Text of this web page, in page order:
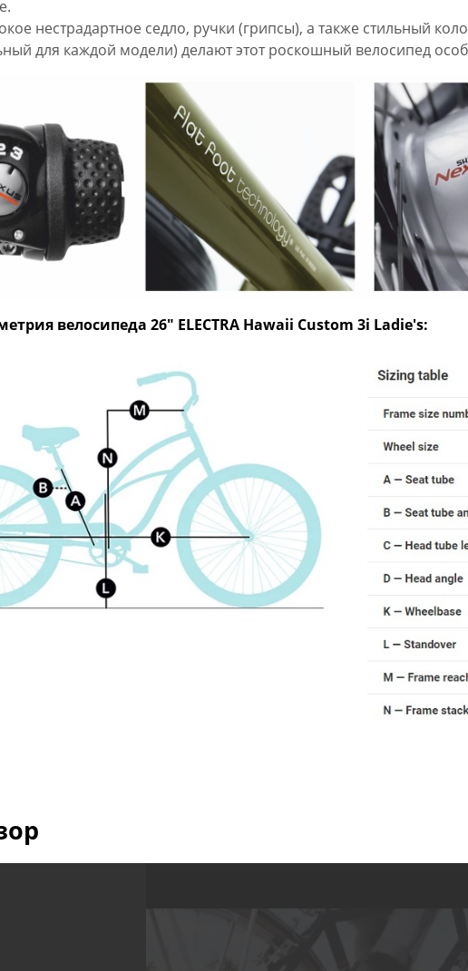
нестрадартное седло, ручки (грипсы), а также стильный
для каждой модели) делают этот роскошный велосипед
велосипеда 26" ELECTRA Hawaii Custom 3i Ladie's:
Велосипед 26"
ELECTRA Hawaii
Custom 3i (Alloy)
purple metallic
Велосипед 26"
ELECTRA Hawaii
Custom 3i (Alloy)
Ladies' Red